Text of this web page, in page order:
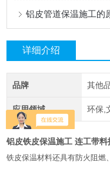
铝皮管道保温施工的
详细介绍
品牌 其他
应用领域 环保,
铝皮铁皮保温施工 连工带料
铁皮保温材料还具有防火阻燃